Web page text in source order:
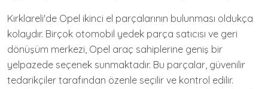
Kırklareli'de Opel ikinci el parçalarının bulunması oldukça
kolaydır. Birçok otomobil yedek parça satıcısı ve geri
dönüşüm merkezi, Opel araç sahiplerine geniş bir
yelpazede seçenek sunmaktadır. Bu parçalar, güvenilir
tedarikçiler tarafından özenle seçilir ve kontrol edilir.